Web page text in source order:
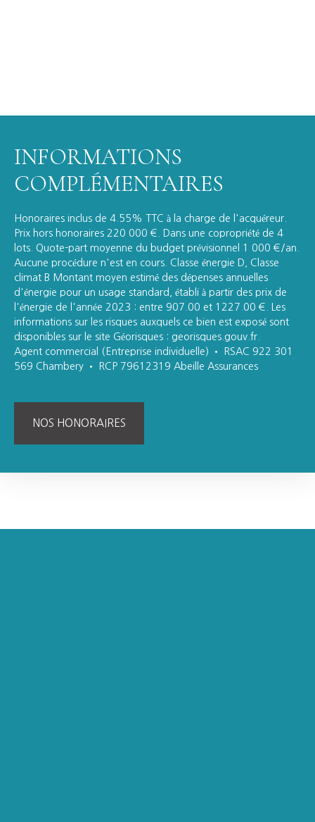
INFORMATIONS
COMPLÉMENTAIRES
Honoraires inclus de 4.55% TTC à la charge de l'acquéreur.
Prix hors honoraires 220 000 €. Dans une copropriété de 4
lots. Quote-part moyenne du budget prévisionnel 1 000 €/an.
Aucune procédure n'est en cours. Classe énergie D, Classe
climat B Montant moyen estimé des dépenses annuelles
d'énergie pour un usage standard, établi à partir des prix de
l'énergie de l'année 2023 : entre 907.00 et 1227.00 €. Les
informations sur les risques auxquels ce bien est exposé sont
disponibles sur le site Géorisques : georisques.gouv.fr.
Agent commercial (Entreprise individuelle) • RSAC 922 301
569 Chambery • RCP 79612319 Abeille Assurances
NOS HONORAIRES